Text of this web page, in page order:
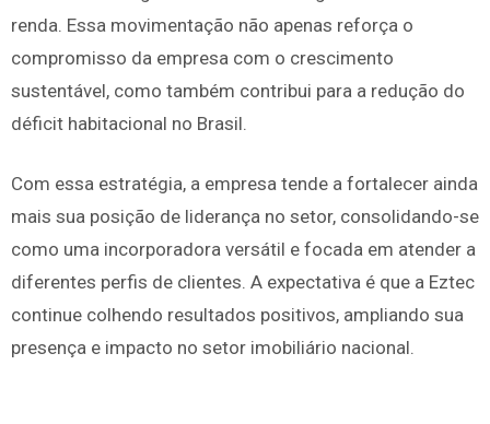
renda. Essa movimentação não apenas reforça o
compromisso da empresa com o crescimento
sustentável, como também contribui para a redução do
déficit habitacional no Brasil.
Com essa estratégia, a empresa tende a fortalecer ainda
mais sua posição de liderança no setor, consolidando-se
como uma incorporadora versátil e focada em atender a
diferentes perfis de clientes. A expectativa é que a Eztec
continue colhendo resultados positivos, ampliando sua
presença e impacto no setor imobiliário nacional.